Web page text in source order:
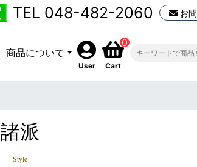
TEL 048-482-2060 お
商品について
User
0
Cart
諸派
Style